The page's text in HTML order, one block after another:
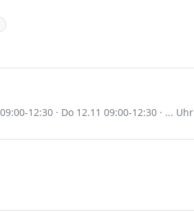
12:30 · Do 12.11 09:00-12:30 · ... Uhr